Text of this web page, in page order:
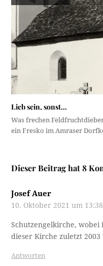
Lieb sein, sonst…
Was frechen
ein Fresko im Amraser
Dieser Beitrag hat 8
Josef Auer
10. Oktober 2021 um
Schutzengelkirche, wobei
dieser Kirche zuletzt 2003
Antworten